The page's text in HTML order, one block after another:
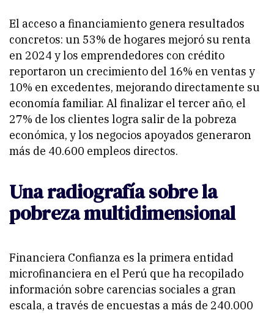
El acceso a financiamiento genera resultados
concretos: un 53% de hogares mejoró su renta
en 2024 y los emprendedores con crédito
reportaron un crecimiento del 16% en ventas y
10% en excedentes, mejorando directamente su
economía familiar. Al finalizar el tercer año, el
27% de los clientes logra salir de la pobreza
económica, y los negocios apoyados generaron
más de 40.600 empleos directos.
Una radiografía sobre la
pobreza multidimensional
Financiera Confianza es la primera entidad
microfinanciera en el Perú que ha recopilado
información sobre carencias sociales a gran
escala, a través de encuestas a más de 240.000